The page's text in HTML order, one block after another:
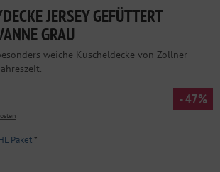
JERSEY GEFÜTTERT
GRAU
weiche Kuscheldecke von Zöllner -
- 47%
Paket*